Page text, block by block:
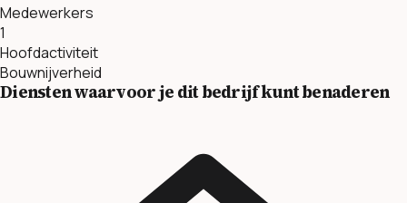
Medewerkers
1
Hoofdactiviteit
Bouwnijverheid
Diensten waarvoor je dit bedrijf kunt benaderen